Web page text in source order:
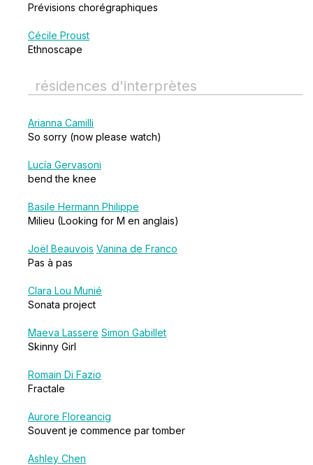
Prévisions chorégraphiques
Cécile Proust
Ethnoscape
résidences d'interprètes
Arianna Camilli
So sorry (now please watch)
Lucía Gervasoni
bend the knee
Basile Hermann Philippe
Milieu (Looking for M en anglais)
Joël Beauvois Vanina de Franco
Pas à pas
Clara Lou Munié
Sonata project
Maeva Lassere Simon Gabillet
Skinny Girl
Romain Di Fazio
Fractale
Aurore Floreancig
Souvent je commence par tomber
Ashley Chen